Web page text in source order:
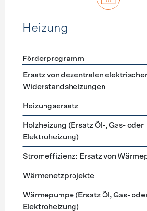
Heizung
Förderprogramme Heizung
Förderprogramm
Ersatz von dezentralen
Widerstandsheizungen
Heizungsersatz
Holzheizung (Ersatz Öl-, Gas- oder
Elektroheizung)
Stromeffizienz: Ersatz von
Wärmenetzprojekte
Wärmepumpe (Ersatz Öl, Gas-
Elektroheizung)